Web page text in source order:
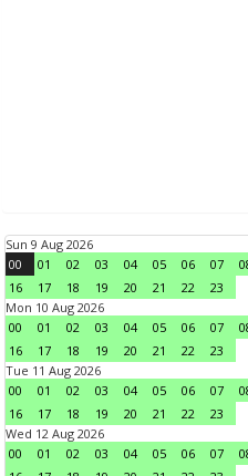
Sun 9 Aug 2026
00
01 02 03 04 05 06 07
16
17 18 19 20 21 22
23
Mon 10 Aug 2026
00
01 02 03 04 05 06 07
16
17 18 19 20 21 22
23
Tue 11 Aug 2026
00
01 02 03 04 05 06 07
16
17 18 19 20 21 22
23
Wed 12 Aug 2026
00
01 02 03 04 05 06 07